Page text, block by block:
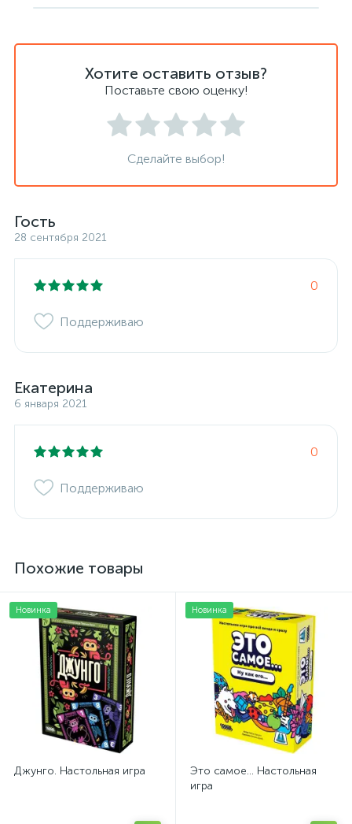
Хотите оставить отзыв?
Поставьте свою оценку!
Сделайте выбор!
Гость
28 сентября 2021
0
Поддерживаю
Екатерина
6 января 2021
0
Поддерживаю
Похожие товары
Новинка
Джунго. Настольная игра
Новинка
Это самое... Настольная
игра